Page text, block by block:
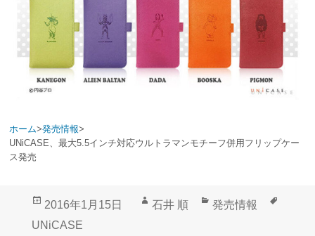
ホーム>発売情報>
UNiCASE、最大5.5インチ対応ウルトラマンモチーフ併用フリップケー
ス発売
投
稿
2016年1月15日
作
石井 順
カ
発売情報
UNiCASE